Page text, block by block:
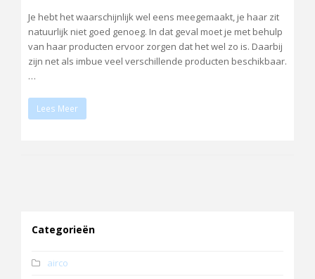
Je hebt het waarschijnlijk wel eens meegemaakt, je haar zit
natuurlijk niet goed genoeg. In dat geval moet je met behulp
van haar producten ervoor zorgen dat het wel zo is. Daarbij
zijn net als imbue veel verschillende producten beschikbaar.
…
Lees Meer
Categorieën
airco